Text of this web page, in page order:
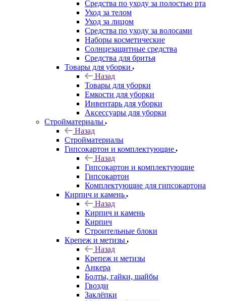
Средства по уходу за полостью рта
Уход за телом
Уход за лицом
Средства по уходу за волосами
Наборы косметические
Солнцезащитные средства
Средства для бритья
Товары для уборки
Назад
Товары для уборки
Емкости для уборки
Инвентарь для уборки
Аксессуары для уборки
Стройматериалы
Назад
Стройматериалы
Гипсокартон и комплектующие
Назад
Гипсокартон и комплектующие
Гипсокартон
Комплектующие для гипсокартона
Кирпич и камень
Назад
Кирпич и камень
Кирпич
Строительные блоки
Крепеж и метизы
Назад
Крепеж и метизы
Анкера
Болты, гайки, шайбы
Гвозди
Заклёпки